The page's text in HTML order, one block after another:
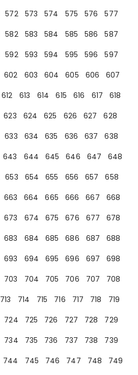
572 573 574 575 576
577
582 583 584 585 586
587
592 593 594 595 596
597
602 603 604 605 606
607
612 613 614 615 616 617
618
623 624 625 626 627
628
633 634 635 636 637
638
643 644 645 646 647
648
653 654 655 656 657
658
663 664 665 666 667
668
673 674 675 676 677
678
683 684 685 686 687
688
693 694 695 696 697
698
703 704 705 706 707
708
713 714 715 716 717 718
719
724 725 726 727 728
729
734 735 736 737 738
739
744 745 746 747 748
749